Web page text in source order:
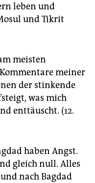
leben und
und Tikrit
meisten
meiner
der stinkende
was mich
enttäuscht. (12.
haben Angst.
gleich null. Alles
nach Bagdad